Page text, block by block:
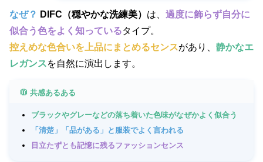
なぜ？ DIFC（穏やかな洗練美） は、 過度に飾らず自分に
似合う色をよく知っているタイプ。
控えめな色合いを上品にまとめるセンスがあり、 静かなエ
レガンスを自然に演出します。
🧥 共感あるある
ブラックやグレーなどの落ち着いた色味がなぜかよく似合う
「清楚」「品がある」と服装でよく言われる
目立たずとも記憶に残るファッションセンス